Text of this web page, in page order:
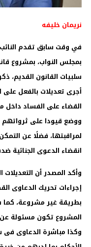
نريمان خليفه
في وقت سابق تقدم النائب
بمجلس النواب، بمشروع
سلبيات القانون القديم،
القضاء على الفساد داخل
ووضع قيودا على
لمراقبتها، فضلًا عن
انقضاء الدعوى الجنائية
وأكد المصدر أن
إجراءات تحريك الدعاوى
بطريقة غير مشروعة،
المشروع تكون مسئولة عن
وكذا مباشرة الدعاوى